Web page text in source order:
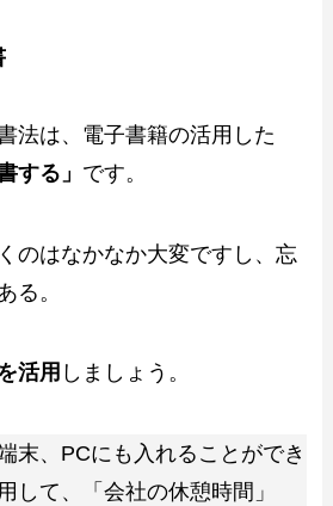
法は、電子書籍の活用した
する」 です。
のはなかなか大変ですし、忘
る。
活用 しましょう。
末、PCにも入れることができ
して、「会社の休憩時間」